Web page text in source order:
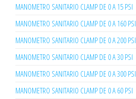
MANOMETRO SANITARIO CLAMP DE 0 A 15 PSI
MANOMETRO SANITARIO CLAMP DE 0 A 160 PSI
MANOMETRO SANITARIO CLAMP DE 0 A 200 PSI
MANOMETRO SANITARIO CLAMP DE 0 A 30 PSI
MANOMETRO SANITARIO CLAMP DE 0 A 300 PSI
MANOMETRO SANITARIO CLAMP DE 0 A 60 PSI